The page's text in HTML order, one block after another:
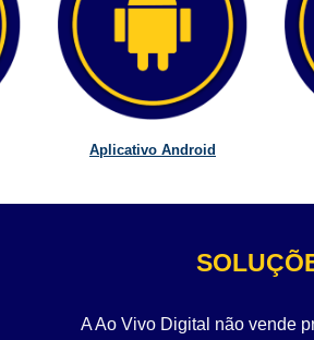
Aplicativo Android
A Ao Vivo Digital não vende